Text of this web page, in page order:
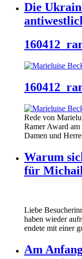
Die
Rede von
Ramer Award
Damen und
Warum
für
Liebe
haben wieder
endete mit einer
Am